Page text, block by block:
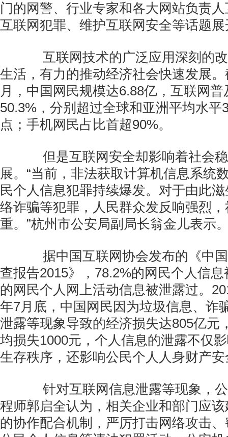
门的网警、行业专家和各大网站负责
互联网犯罪、维护互联网安全等话题
互联网技术的广泛应用深刻的改
生活，有力的推动经济社会快速发展
月，中国网民规模达6.88亿，互联网
50.3%，分别超过全球和亚洲平均水平
点；手机网民占比首超90%。
但是互联网安全却影响着社会稳
展。“当前，非法获取计算机信息系统
民个人信息犯罪持续爆发。对于由此
络诈骗等犯罪，人民群众发反响强烈
重。”杭州市公安局副局长翁金儿表示
据中国互联网协会发布的《中国
查报告2015》，78.2%的网民个人信
的网民个人网上活动信息被泄露过。
年7月底，中国网民因为垃圾信息、诈
泄露等现象导致的经济损失达805亿元
均损失1000元，个人信息的泄露不仅
生存秩序，还影响公民个人人身财产
针对互联网信息泄露等现象，公
程师郭启全认为，相关企业和部门应
的协作配合机制，严厉打击网络攻击